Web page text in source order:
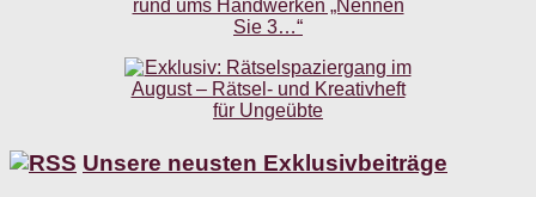
Unsere neusten Exklusivbeiträge